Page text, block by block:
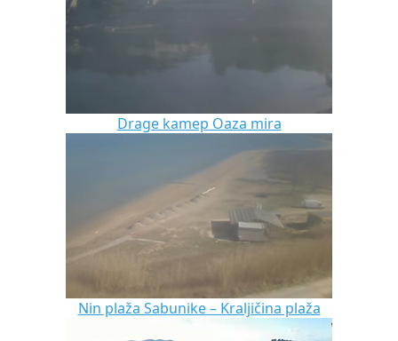
Drage kamep Oaza mira
Nin plaža Sabunike – Kraljičina plaža